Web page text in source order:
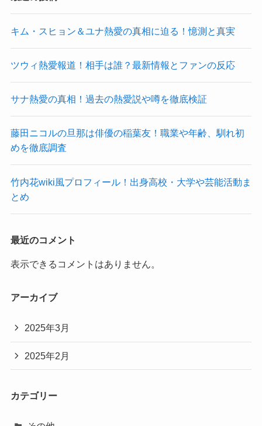
キム・スヒョン＆ユナ熱愛の真相に迫る！憶測と真実
ツウィ熱愛報道！相手は誰？最新情報とファンの反応
サナ熱愛の真相！過去の熱愛説や噂を徹底検証
藤田ニコルの旦那は俳優の稲葉友！職業や年齢、馴れ初
めを徹底調査
竹内花wiki風プロフィール！出身高校・大学や芸能活動ま
とめ
最近のコメント
表示できるコメントはありません。
アーカイブ
2025年3月
2025年2月
カテゴリー